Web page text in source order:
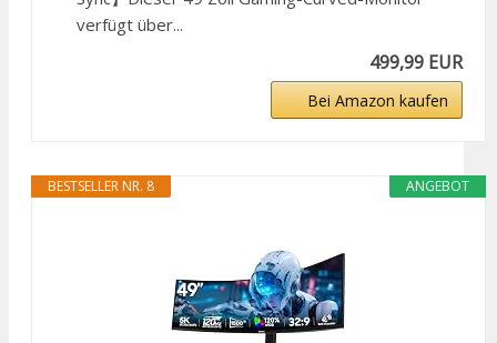
verfügt über...
499,99 EUR
Bei Amazon kaufen
ANGEBOT
BESTSELLER NR. 8